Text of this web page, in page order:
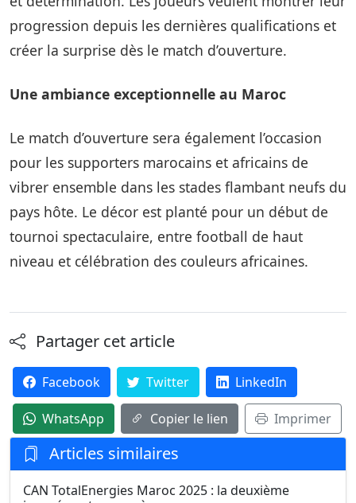
progression depuis les dernières qualifications et
créer la surprise dès le match d’ouverture.
Une ambiance exceptionnelle au Maroc
Le match d’ouverture sera également l’occasion
pour les supporters marocains et africains de
vibrer ensemble dans les stades flambant neufs du
pays hôte. Le décor est planté pour un début de
tournoi spectaculaire, entre football de haut
niveau et célébration des couleurs africaines.
Partager cet article
Facebook Twitter LinkedIn
WhatsApp Copier le lien Imprimer
Articles similaires
CAN TotalEnergies Maroc 2025 : la deuxième